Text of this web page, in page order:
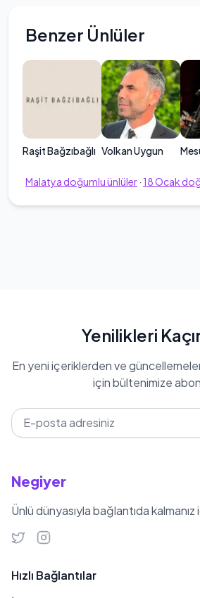
Benzer Ünlüler
Raşit Bağzıbağlı Volkan Uygun
Malatya doğumlu ünlüler· 18Ocak
Yenilikleri
En yeni içeriklerden ve
için bültenimize
Negiyer
Ünlü dünyasıyla bağlantıda
Hızlı Bağlantılar